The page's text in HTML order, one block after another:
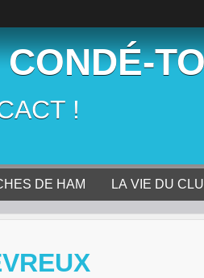
!
DE HAM LA VIE DU